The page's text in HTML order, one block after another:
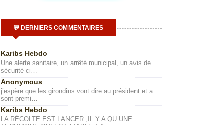
💬 DERNIERS COMMENTAIRES
Karibs Hebdo
Une alerte sanitaire, un arrêté municipal, un avis de
sécurité ci…
Anonymous
j’espère que les girondins vont dire au président et a
sont premi…
Karibs Hebdo
LA RÉCOLTE EST LANCER ,IL Y A QU UNE